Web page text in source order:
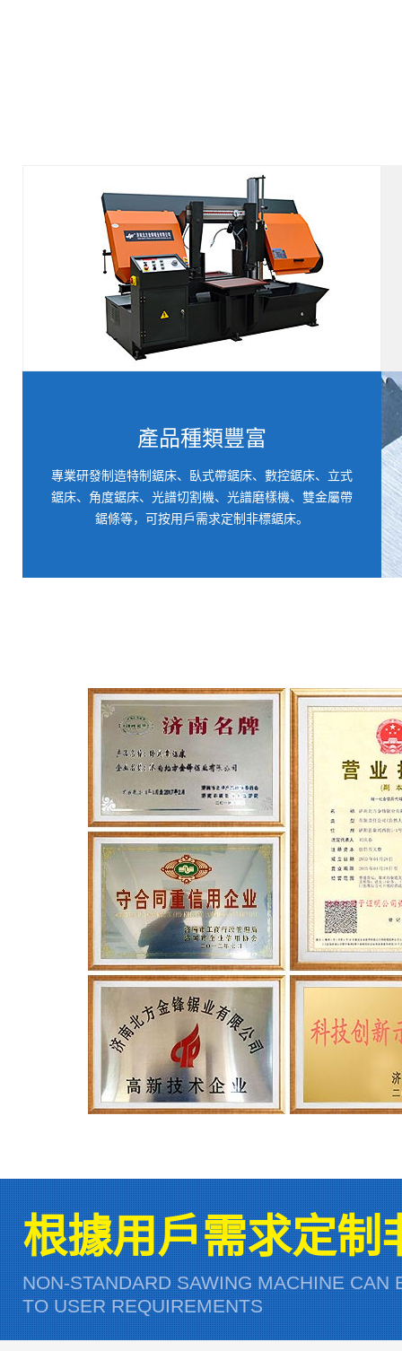
產品種類豐富
專業研發制造特制鋸床、臥式帶鋸床、數控鋸床、立式
鋸床、角度鋸床、光譜切割機、光譜磨樣機、雙金屬帶
鋸條等，可按用戶需求定制非標鋸床。
根據用戶需求定制
NON-STANDARD SAWING MACHINE CAN
TO USER REQUIREMENTS